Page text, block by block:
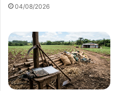
04/08/2026